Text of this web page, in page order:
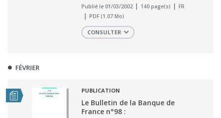
Publié le 01/03/2002 140 page(s)
FR
PDF (1.07 Mo)
CONSULTER
FÉVRIER
PUBLICATION
Le Bulletin de la Banque de
France n°98 :